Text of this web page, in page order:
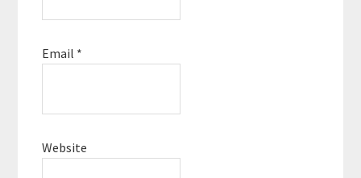
Email *
Website